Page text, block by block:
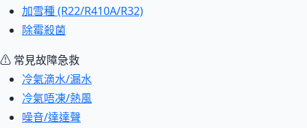
加雪種 (R22/R410A/R32)
除霉殺菌
⚠ 常見故障急救
冷氣滴水/漏水
冷氣唔凍/熱風
噪音/達達聲